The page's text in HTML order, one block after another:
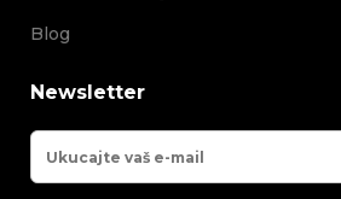
Blog
Newsletter